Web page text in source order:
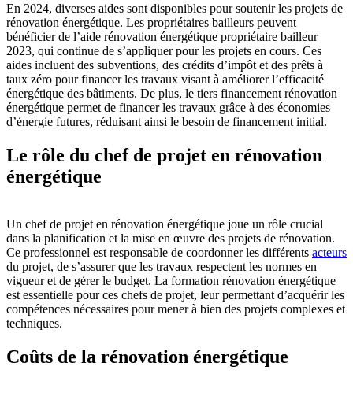
En 2024, diverses aides sont disponibles pour soutenir les projets de
rénovation énergétique. Les propriétaires bailleurs peuvent
bénéficier de l’aide rénovation énergétique propriétaire bailleur
2023, qui continue de s’appliquer pour les projets en cours. Ces
aides incluent des subventions, des crédits d’impôt et des prêts à
taux zéro pour financer les travaux visant à améliorer l’efficacité
énergétique des bâtiments. De plus, le tiers financement rénovation
énergétique permet de financer les travaux grâce à des économies
d’énergie futures, réduisant ainsi le besoin de financement initial.
Le rôle du chef de projet en rénovation
énergétique
Un chef de projet en rénovation énergétique joue un rôle crucial
dans la planification et la mise en œuvre des projets de rénovation.
Ce professionnel est responsable de coordonner les différents acteurs
du projet, de s’assurer que les travaux respectent les normes en
vigueur et de gérer le budget. La formation rénovation énergétique
est essentielle pour ces chefs de projet, leur permettant d’acquérir les
compétences nécessaires pour mener à bien des projets complexes et
techniques.
Coûts de la rénovation énergétique